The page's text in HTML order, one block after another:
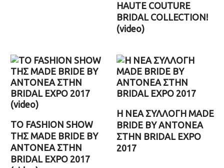
HAUTE COUTURE
BRIDAL COLLECTION!
(video)
TΟ FASHION SHOW
ΤΗΣ MADE BRIDE BY
ANTONEA ΣΤΗΝ
BRIDAL EXPO 2017
Η ΝΕΑ ΣΥΛΛΟΓΗ MADE
BRIDE BY ANTONEA
ΣΤΗΝ BRIDAL EXPO
2017